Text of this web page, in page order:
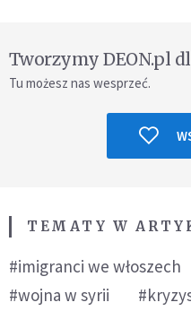
Tworzymy DEON.pl
Tu możesz nas wesprzeć.
TEMATY W
#imigranci we włoszech
#wojna w syrii